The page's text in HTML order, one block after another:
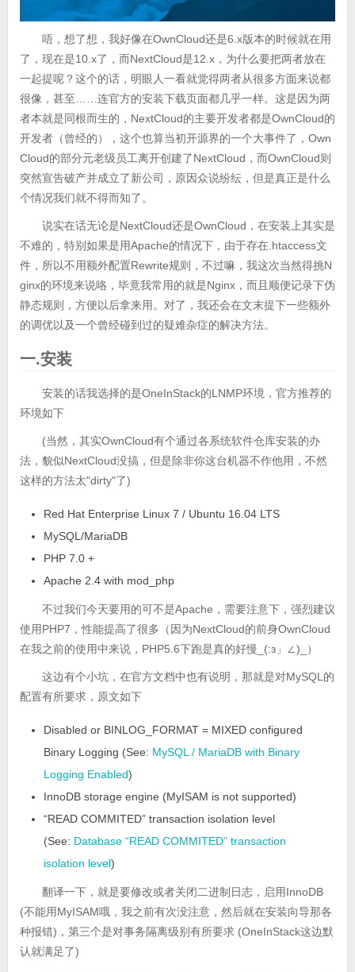
唔，想了想，我好像在OwnCloud还是6.x版本的时候就在用
了，现在是10.x了，而NextCloud是12.x，为什么要把两者放在
一起提呢？这个的话，明眼人一看就觉得两者从很多方面来说都
很像，甚至……连官方的安装下载页面都几乎一样。这是因为两
者本就是同根而生的，NextCloud的主要开发者都是OwnCloud的
开发者（曾经的），这个也算当初开源界的一个大事件了，Own
Cloud的部分元老级员工离开创建了NextCloud，而OwnCloud则
突然宣告破产并成立了新公司，原因众说纷纭，但是真正是什么
个情况我们就不得而知了。
说实在话无论是NextCloud还是OwnCloud，在安装上其实是
不难的，特别如果是用Apache的情况下，由于存在.htaccess文
件，所以不用额外配置Rewrite规则，不过嘛，我这次当然得挑N
ginx的环境来说咯，毕竟我常用的就是Nginx，而且顺便记录下伪
静态规则，方便以后拿来用。对了，我还会在文末提下一些额外
的调优以及一个曾经碰到过的疑难杂症的解决方法。
一.安装
安装的话我选择的是OneInStack的LNMP环境，官方推荐的
环境如下
(当然，其实OwnCloud有个通过各系统软件仓库安装的办
法，貌似NextCloud没搞，但是除非你这台机器不作他用，不然
这样的方法太"dirty"了)
Red Hat Enterprise Linux 7 / Ubuntu 16.04 LTS
MySQL/MariaDB
PHP 7.0 +
Apache 2.4 with mod_php
不过我们今天要用的可不是Apache，需要注意下，强烈建议
使用PHP7，性能提高了很多（因为NextCloud的前身OwnCloud
在我之前的使用中来说，PHP5.6下跑是真的好慢_(:з」∠)_）
这边有个小坑，在官方文档中也有说明，那就是对MySQL的
配置有所要求，原文如下
Disabled or BINLOG_FORMAT = MIXED configured
Binary Logging (See: MySQL / MariaDB with Binary
Logging Enabled)
InnoDB storage engine (MyISAM is not supported)
“READ COMMITED” transaction isolation level
(See: Database “READ COMMITED” transaction
isolation level)
翻译一下，就是要修改或者关闭二进制日志，启用InnoDB
(不能用MyISAM哦，我之前有次没注意，然后就在安装向导那各
种报错)，第三个是对事务隔离级别有所要求 (OneInStack这边默
认就满足了)